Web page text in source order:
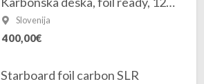
Slovenija
400,00€
Starboard foil carbon SLR